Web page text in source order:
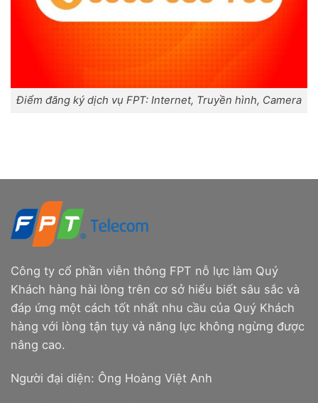
Điểm đăng ký dịch vụ FPT: Internet, Truyền hình, Camera
Công ty cổ phần viễn thông FPT nỗ lực làm Quý
Khách hàng hài lòng trên cơ sở hiểu biết sâu sắc và
đáp ứng một cách tốt nhất nhu cầu của Quý Khách
hàng với lòng tận tụy và năng lực không ngừng được
nâng cao.
Người đại diện: Ông Hoàng Việt Anh